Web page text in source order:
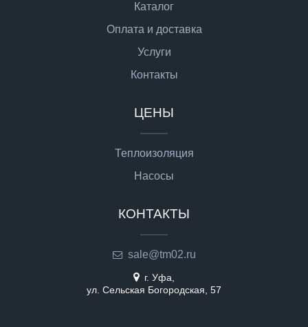
Каталог
Оплата и доставка
Услуги
Контакты
ЦЕНЫ
Теплоизоляция
Насосы
КОНТАКТЫ
sale@tm02.ru
г. Уфа,
ул. Сельская Богородская, 57